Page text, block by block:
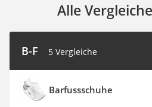
Alle
B-F 5 Vergleiche
Barfussschuhe